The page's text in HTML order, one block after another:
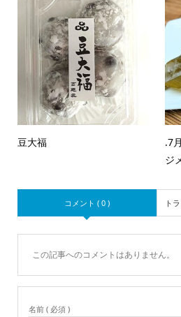
豆大福
.7
ジ
コメント ( 0 ) ト
この記事へのコメントはありません。
名前 ( 必須 )